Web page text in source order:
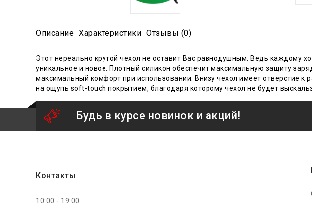
Описание Характеристики Отзывы (0)
Этот нереально крутой чехол не оставит Вас равнодушным. Ведь каждому
уникальное и новое. Плотный силикон обеспечит максимальную защиту
максимальный комфорт при использовании. Внизу чехол имеет отверстие к
на ощупь soft-touch покрытием, благодаря которому чехол не будет
Будь в курсе новинок и акций!
Контакты
10:00 - 19:00